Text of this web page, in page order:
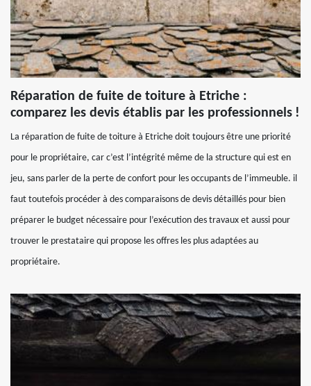
Réparation de fuite de toiture à Etriche :
comparez les devis établis par les professionnels !
La réparation de fuite de toiture à Etriche doit toujours être une priorité
pour le propriétaire, car c’est l’intégrité même de la structure qui est en
jeu, sans parler de la perte de confort pour les occupants de l’immeuble. il
faut toutefois procéder à des comparaisons de devis détaillés pour bien
préparer le budget nécessaire pour l’exécution des travaux et aussi pour
trouver le prestataire qui propose les offres les plus adaptées au
propriétaire.